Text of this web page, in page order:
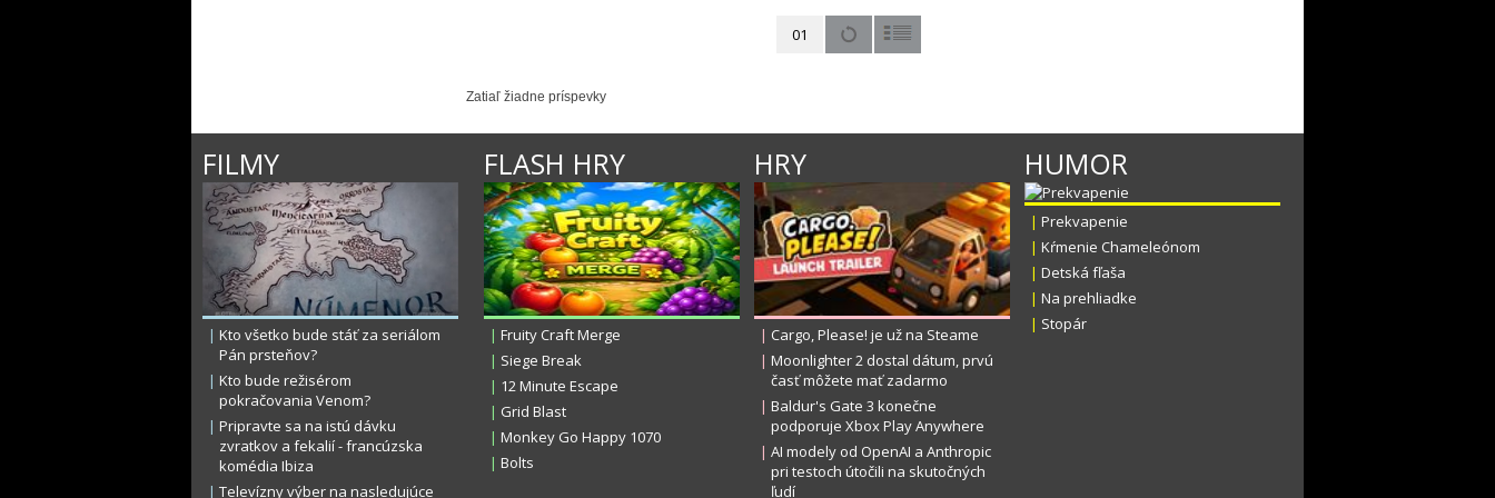
01
Zatiaľ žiadne príspevky
FILMY
| Kto všetko bude stáť za seriálom
Pán prsteňov?
| Kto bude režisérom
pokračovania Venom?
| Pripravte sa na istú dávku
zvratkov a fekalií - francúzska
komédia Ibiza
| Televízny výber na nasledujúce
FLASH HRY
| Fruity Craft Merge
| Siege Break
| 12 Minute Escape
| Grid Blast
| Monkey Go Happy 1070
| Bolts
HRY
| Cargo, Please! je už na Steame
| Moonlighter 2 dostal dátum, prvú
časť môžete mať zadarmo
| Baldur's Gate 3 konečne
podporuje Xbox Play Anywhere
| AI modely od OpenAI a Anthropic
pri testoch útočili na skutočných
ľudí
HUMOR
| Prekvapenie
| Kŕmenie Chameleónom
| Detská fľaša
| Na prehliadke
| Stopár